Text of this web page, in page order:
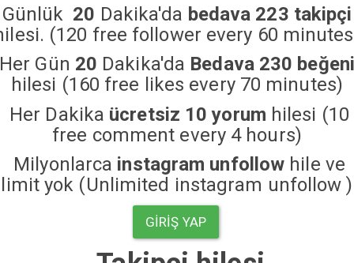
Günlük 20 Dakika'da bedava 223 takipçi
(120 free follower every 60
Her Gün 20 Dakika'da Bedava 230 beğeni
hilesi (160 free likes every 70 minutes)
Her Dakika ücretsiz 10 yorum hilesi (10
free comment every 4 hours)
Milyonlarca instagram unfollow hile ve
limit yok (Unlimited instagram unfollow )
GIRIŞ YAP